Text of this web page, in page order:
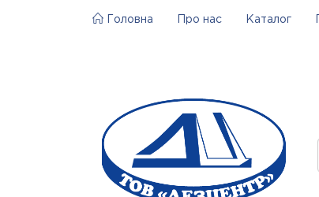
Головна Про нас Каталог